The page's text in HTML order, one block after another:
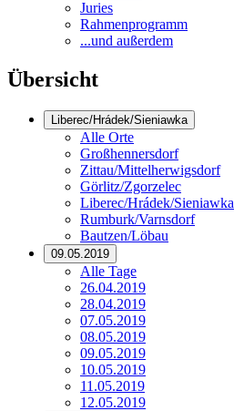
Juries
Rahmenprogramm
...und außerdem
Übersicht
Liberec/Hrádek/Sieniawka
Alle Orte
Großhennersdorf
Zittau/Mittelherwigsdorf
Görlitz/Zgorzelec
Liberec/Hrádek/Sieniawka
Rumburk/Varnsdorf
Bautzen/Löbau
09.05.2019
Alle Tage
26.04.2019
28.04.2019
07.05.2019
08.05.2019
09.05.2019
10.05.2019
11.05.2019
12.05.2019